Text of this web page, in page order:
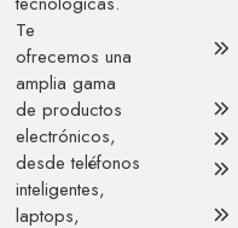
Te
ofrecemos una
amplia gama
de productos
electrónicos,
desde teléfonos
inteligentes,
laptops,